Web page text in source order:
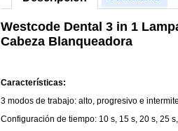
Westcode Dental 3 in 1
Cabeza Blanqueadora
Características:
3 modos de trabajo: alto, progresivo e
Configuración de tiempo: 10 s, 15 s, 20 s, 25